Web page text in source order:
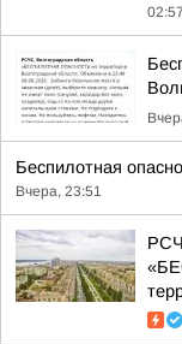
02:57
Беспилотная
Вчера, 23:51